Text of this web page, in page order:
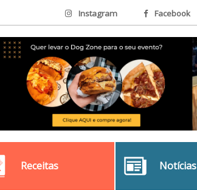
Instagram Facebook
Receitas Notícias